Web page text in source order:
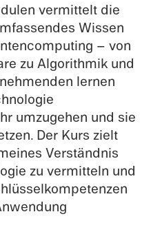
vermit­telt die
Wissen
– von
zu Algorith­mik und
lernen
umzuge­hen und sie
Der Kurs zielt
Verständ­nis
zu vermit­teln und